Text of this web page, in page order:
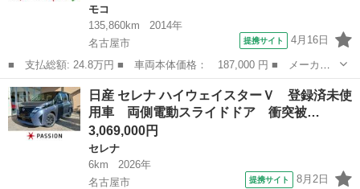
モコ
135,860km
2014年
名古屋市
提携サイト 4月16日
■ 支払総額: 24.8万円 ■ 車両本体価格： 187,000 円 ■ メーカー
名： 日産 ■ 車種名： モコ ■ グレード名： ドルチェＸ 禁
煙 ＣＤ ＥＴＣ キーレス アイスト ■ 排気量： 660cc ■ ドア
枚数...
愛知 名古屋市
日産 セレナ ハイウェイスターＶ 登録済未使
用車 両側電動スライドドア 衝突被…
3,069,000円
セレナ
6km
2026年
名古屋市
提携サイト 8月2日